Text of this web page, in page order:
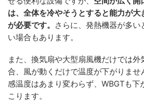
は、全体を冷やそうとすると能力が大
が必要です。 さらに、発熱機器が多い
い場合もあります。
また、換気扇や大型扇風機だけでは
合、風が動くだけで温度が下がりませ
感温度はあまり変わらず、WBGTも下
こります。